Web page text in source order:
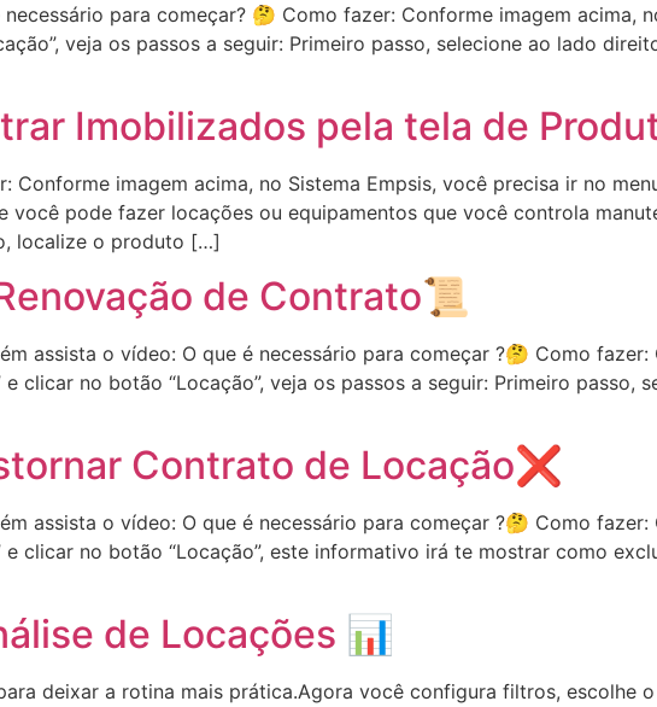
para começar? 🤔 Como fazer: Conforme imagem acima,
veja os passos a seguir: Primeiro passo, selecione ao lado
Imobilizados pela tela de
imagem acima, no Sistema Empsis, você precisa ir no
você pode fazer locações ou equipamentos que você controla
localize o produto […]
de Contrato📜
assista o vídeo: O que é necessário para começar ?🤔 Como
clicar no botão “Locação”, veja os passos a seguir: Primeiro passo,
Contrato de Locação❌
assista o vídeo: O que é necessário para começar ?🤔 Como
e clicar no botão “Locação”, este informativo irá te mostrar como
de Locações 📊
deixar a rotina mais prática.Agora você configura filtros, escolhe